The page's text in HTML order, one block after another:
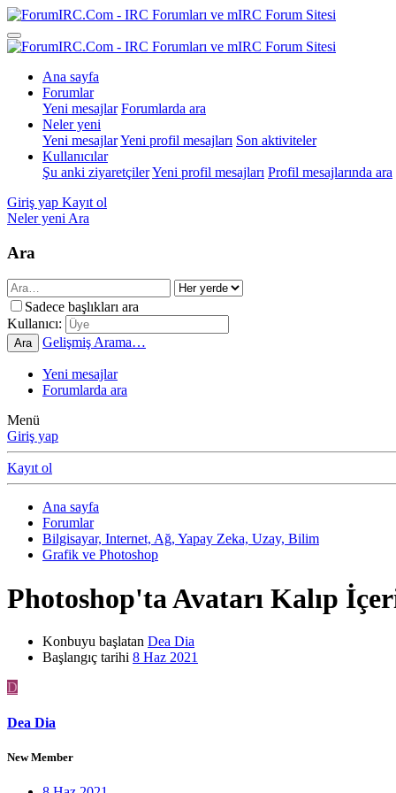
Ana sayfa
Forumlar
Yeni mesajlar Forumlarda ara
Neler yeni
Yeni mesajlarYeni profil mesajları Son aktiviteler
Kullanıcılar
Şu anki ziyaretçilerYeni profil mesajları Profil mesajlarında ara
Giriş yap Kayıt ol
Neler yeni Ara
Ara
Sadece başlıkları ara
Kullanıcı:
Ara Gelişmiş Arama…
Yeni mesajlar
Forumlarda ara
Menü
Giriş yap
Kayıt ol
Ana sayfa
Forumlar
Bilgisayar, Internet, Ağ, Yapay Zeka, Uzay, Bilim
Grafik ve Photoshop
Photoshop'ta Avatarı Kalıp
Konbuyu başlatan Dea Dia
Başlangıç tarihi 8 Haz 2021
D
Dea Dia
New Member